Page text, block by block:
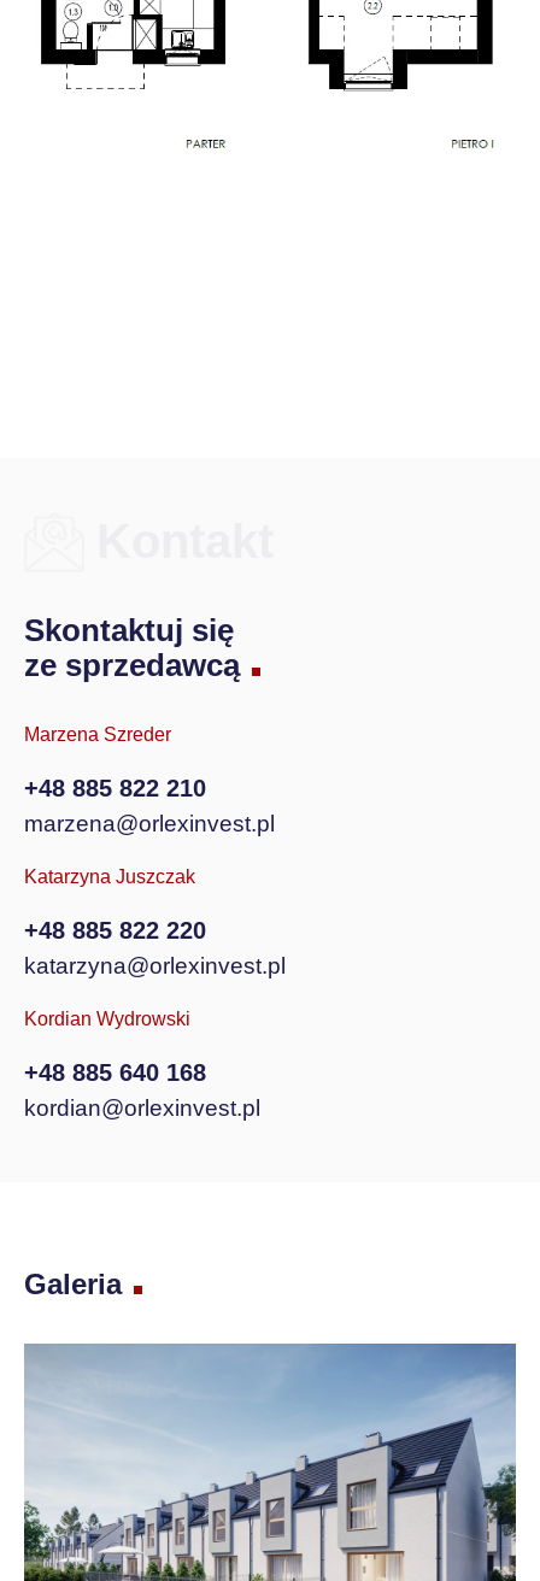
Skontaktuj się
ze sprzedawcą
Marzena Szreder
+48 885 822 210
marzena@orlexinvest.pl
Katarzyna Juszczak
+48 885 822 220
katarzyna@orlexinvest.pl
Kordian Wydrowski
+48 885 640 168
kordian@orlexinvest.pl
Galeria